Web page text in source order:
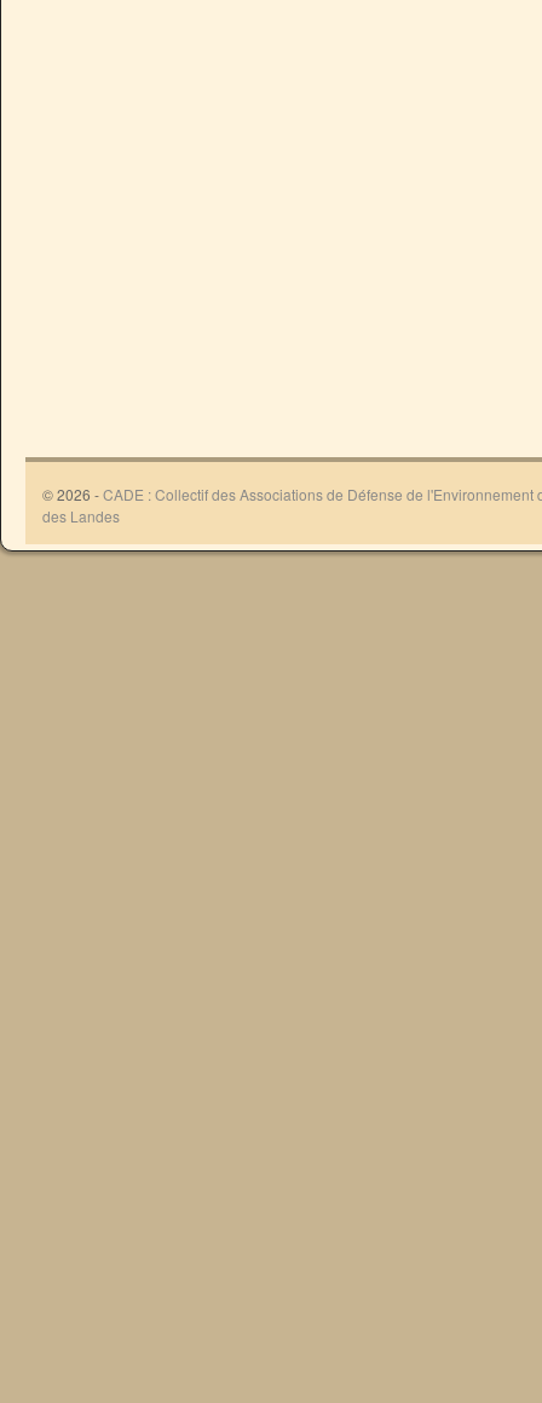
© 2026 -CADE : Collectif des Associations de Défense de l'Environnement
des Landes